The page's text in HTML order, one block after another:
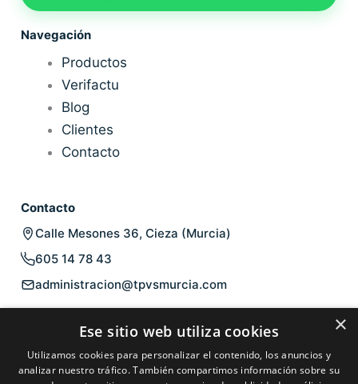
Navegación
Productos
Verifactu
Blog
Clientes
Contacto
Contacto
Calle Mesones 36, Cieza (Murcia)
605 14 78 43
administracion@tpvsmurcia.com
Política de privacidad
×
Ese sitio web utiliza cookies
Utilizamos cookies para personalizar el contenido, los anuncios y
analizar nuestro tráfico. También compartimos información sobre su